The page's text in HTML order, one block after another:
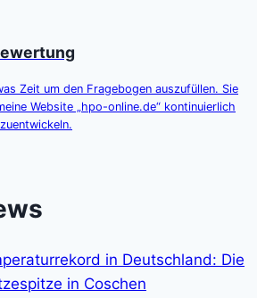
Zeit um den Fragebogen auszufüllen. Sie
Website „hpo-online.de“ kontinuierlich
in Deutschland: Die
in Coschen